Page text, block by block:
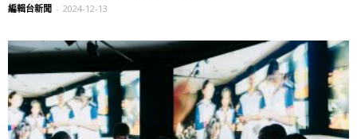
編輯台新聞 - 2024-12-13